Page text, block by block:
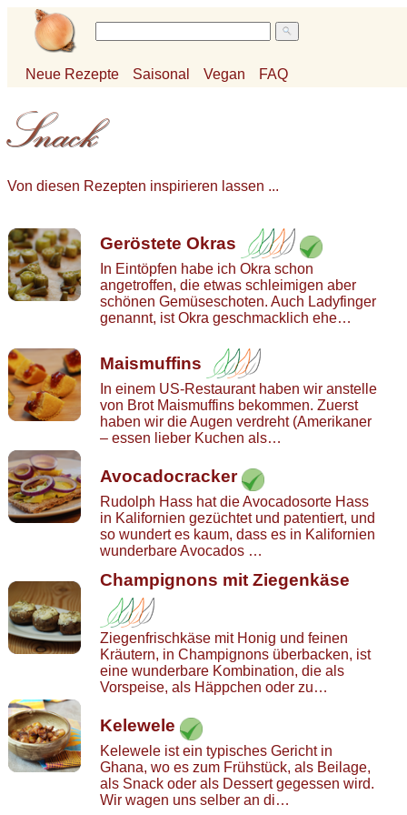
Neue Rezepte Saisonal Vegan FAQ
Von diesen Rezepten inspirieren lassen ...
Geröstete Okras
In Eintöpfen habe ich Okra schon
angetroffen, die etwas schleimigen aber
schönen Gemüseschoten. Auch Ladyfinger
genannt, ist Okra geschmacklich ehe…
Maismuffins
In einem US-Restaurant haben wir anstelle
von Brot Maismuffins bekommen. Zuerst
haben wir die Augen verdreht (Amerikaner
– essen lieber Kuchen als…
Avocadocracker
Rudolph Hass hat die Avocadosorte Hass
in Kalifornien gezüchtet und patentiert, und
so wundert es kaum, dass es in Kalifornien
wunderbare Avocados …
Champignons mit Ziegenkäse
Ziegenfrischkäse mit Honig und feinen
Kräutern, in Champignons überbacken, ist
eine wunderbare Kombination, die als
Vorspeise, als Häppchen oder zu…
Kelewele
Kelewele ist ein typisches Gericht in
Ghana, wo es zum Frühstück, als Beilage,
als Snack oder als Dessert gegessen wird.
Wir wagen uns selber an di…